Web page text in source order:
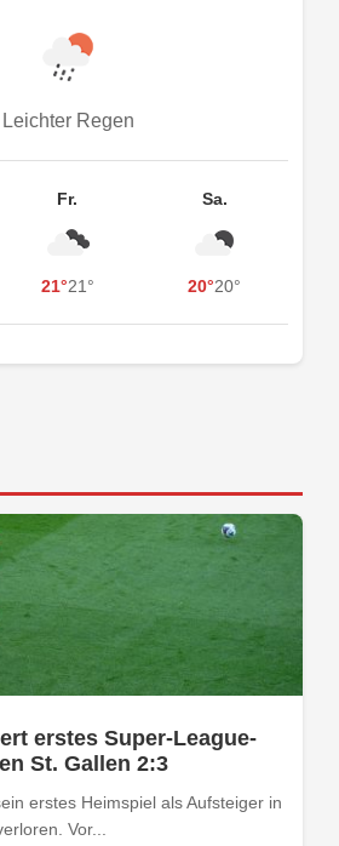
Leichter Regen
Fr.
21°21°
Sa.
20°20°
erstes Super-League-
St. Gallen 2:3
erstes Heimspiel als Aufsteiger in
Vor...